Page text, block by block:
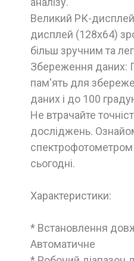
Великий РК-
дисплей (128x64)
більш зручним та
Збереження даних:
пам'ять для
даних і до 100
Не втрачайте
досліджень.
сьогодні.
Характеристики:
* Встановлення
Автоматичне